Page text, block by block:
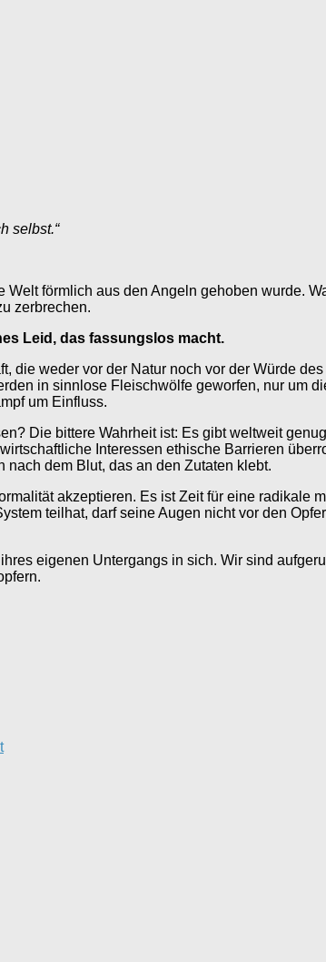
selbst.“
förmlich aus den Angeln gehoben wurde.
zerbrechen.
Leid, das fassungslos macht.
die weder vor der Natur noch vor der Würde
in sinnlose Fleischwölfe geworfen, nur um
um Einfluss.
Die bittere Wahrheit ist: Es gibt weltweit
Interessen ethische Barrieren
dem Blut, das an den Zutaten klebt.
akzeptieren. Es ist Zeit für eine radikale
teilhat, darf seine Augen nicht vor den
eigenen Untergangs in sich. Wir sind